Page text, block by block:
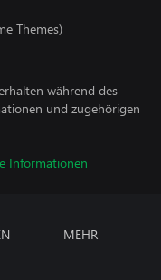
Themes)
während des
und zugehörigen
Informationen
MEHR